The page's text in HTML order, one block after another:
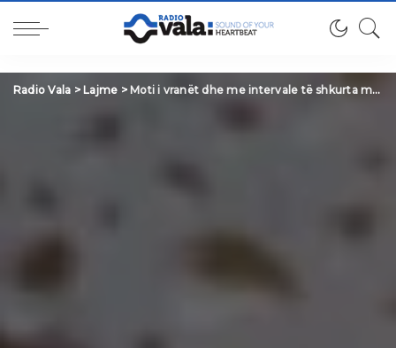
Radio Vala > Lajme > Moti i vranët dhe me intervale të shkurta me diell